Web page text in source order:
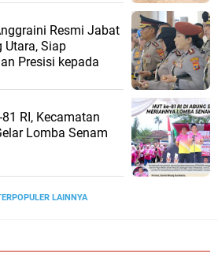
Resmi Jabat
Utara, Siap
Presisi kepada
RI, Kecamatan
Lomba Senam
LAINNYA